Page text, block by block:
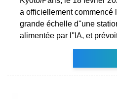
a officiellement commencé
grande échelle d''une
alimentée par l''IA, et